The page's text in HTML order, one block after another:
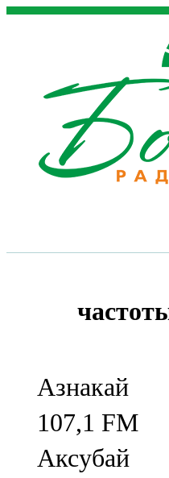
Азнакай
107,1 FM
Аксубай